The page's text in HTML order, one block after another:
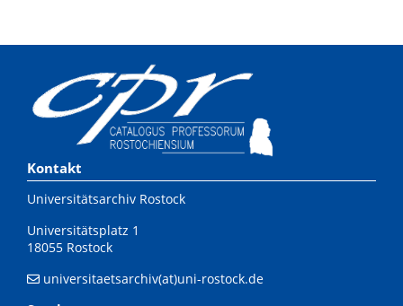
Kontakt
Universitätsarchiv Rostock
Universitätsplatz 1
18055 Rostock
universitaetsarchiv(at)uni-rostock.de